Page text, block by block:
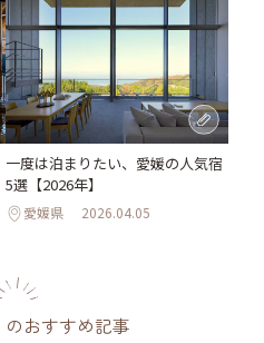
一度は泊まりたい、愛媛の人気宿
5選【2026年】
愛媛県 2026.04.05
のおすすめ記事